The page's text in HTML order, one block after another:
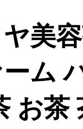
美
ム
お茶